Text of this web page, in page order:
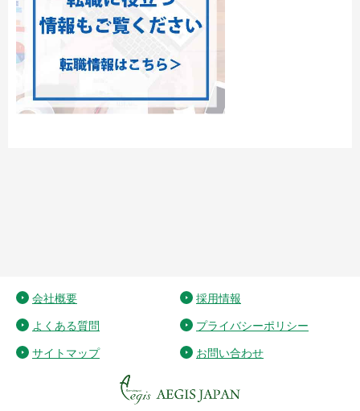
会社概要 採用情報
よくある質問 プライバシーポリシー
サイトマップ お問い合わせ